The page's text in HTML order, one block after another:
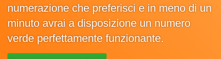
numerazione che preferisci e in meno di un
minuto avrai a disposizione un numero
verde perfettamente funzionante.